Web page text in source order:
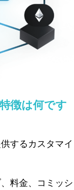
徴は何です
するカスタマイ
料金、コミッシ